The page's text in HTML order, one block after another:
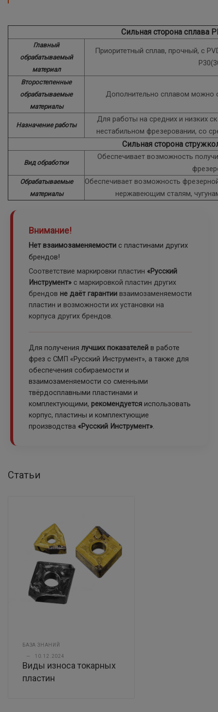
Сильная сторона сплава
Главный
обрабатываемый
материал
Приоритетный сплав, прочный, с
Второстепенные
обрабатываемые
материалы
Дополнительно сплавом можно
Назначение работы
Для работы на средних и низких
нестабильном фрезеровании, со
Сильная сторона
Вид обработки
Обеспечивает возможность
Обрабатываемые
материалы
Обеспечивает возможность
нержавеющим сталям,
Внимание!
Нет взаимозаменяемости с пластинами других
брендов!
Соответствие маркировки пластин «Русский
Инструмент» с маркировкой пластин других
брендов не даёт гарантии взаимозаменяемости
пластин и возможности их установки на
корпуса других брендов.
Для получения лучших показателей в работе
фрез с СМП «Русский Инструмент», а также для
обеспечения собираемости и
взаимозаменяемости со сменными
твёрдосплавными пластинами и
комплектующими, рекомендуется использовать
корпус, пластины и комплектующие
производства «Русский Инструмент».
Статьи
БАЗА ЗНАНИЙ
— 10.12.2024
Виды износа токарных
пластин